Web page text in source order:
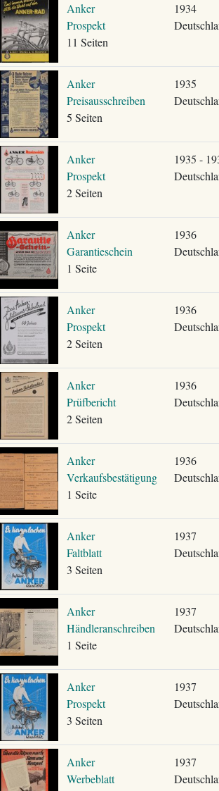
Anker
Prospekt
11 Seiten
1934
Anker
Preisausschreiben
5 Seiten
1935
Anker
Prospekt
2 Seiten
1935 -
Anker
Garantieschein
1 Seite
1936
Anker
Prospekt
2 Seiten
1936
Anker
Prüfbericht
2 Seiten
1936
Anker
Verkaufsbestätigung
1 Seite
1936
Anker
Faltblatt
3 Seiten
1937
Anker
Händleranschreiben
1 Seite
1937
Anker
Prospekt
3 Seiten
1937
Anker
Werbeblatt
1937